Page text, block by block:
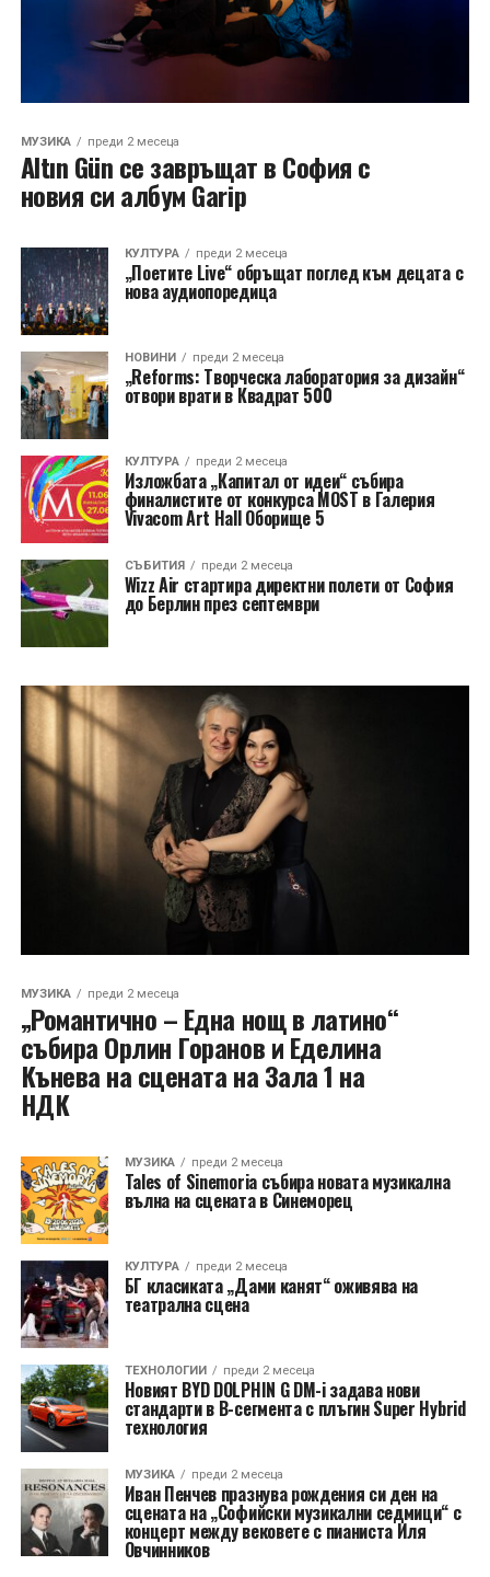
МУЗИКА преди 2 месеца
Altın Gün се завръщат в София с
новия си албум Garip
КУЛТУРА преди 2 месеца
„Поетите Live“ обръщат поглед към децата с
нова аудиопоредица
НОВИНИ преди 2 месеца
„Reforms: Творческа лаборатория за дизайн“
отвори врати в Квадрат 500
КУЛТУРА преди 2 месеца
Изложбата „Капитал от идеи“ събира
финалистите от конкурса MOST в Галерия
Vivacom Art Hall Оборище 5
СЪБИТИЯ преди 2 месеца
Wizz Air стартира директни полети от София
до Берлин през септември
МУЗИКА преди 2 месеца
„Романтично – Една нощ в латино“
събира Орлин Горанов и Еделина
Кънева на сцената на Зала 1 на
НДК
МУЗИКА преди 2 месеца
Tales of Sinemoria събира новата музикална
вълна на сцената в Синеморец
КУЛТУРА преди 2 месеца
БГ класиката „Дами канят“ оживява на
театрална сцена
TЕХНОЛОГИИ преди 2 месеца
Новият BYD DOLPHIN G DM-i задава нови
стандарти в B-сегмента с плъгин Super Hybrid
технология
МУЗИКА преди 2 месеца
Иван Пенчев празнува рождения си ден на
сцената на „Софийски музикални седмици“ с
концерт между вековете с пианиста Иля
Овчинников